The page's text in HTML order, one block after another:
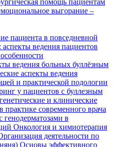
помощь пациентам
выгорание –
пациента в повседневной
ведения пациентов
ведения больных буллёзным
аспекты ведения
и практической подологии
у пациентов с буллезным
и клинические
современного врача
в
Онкология и химиотерапия
деятельности по
Основы эффективного